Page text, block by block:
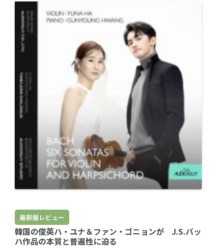
最新盤レビュー
韓国の俊英ハ・ユナ＆ファン・ゴニョンが J.S.バッ
ハ作品の本質と普遍性に迫る